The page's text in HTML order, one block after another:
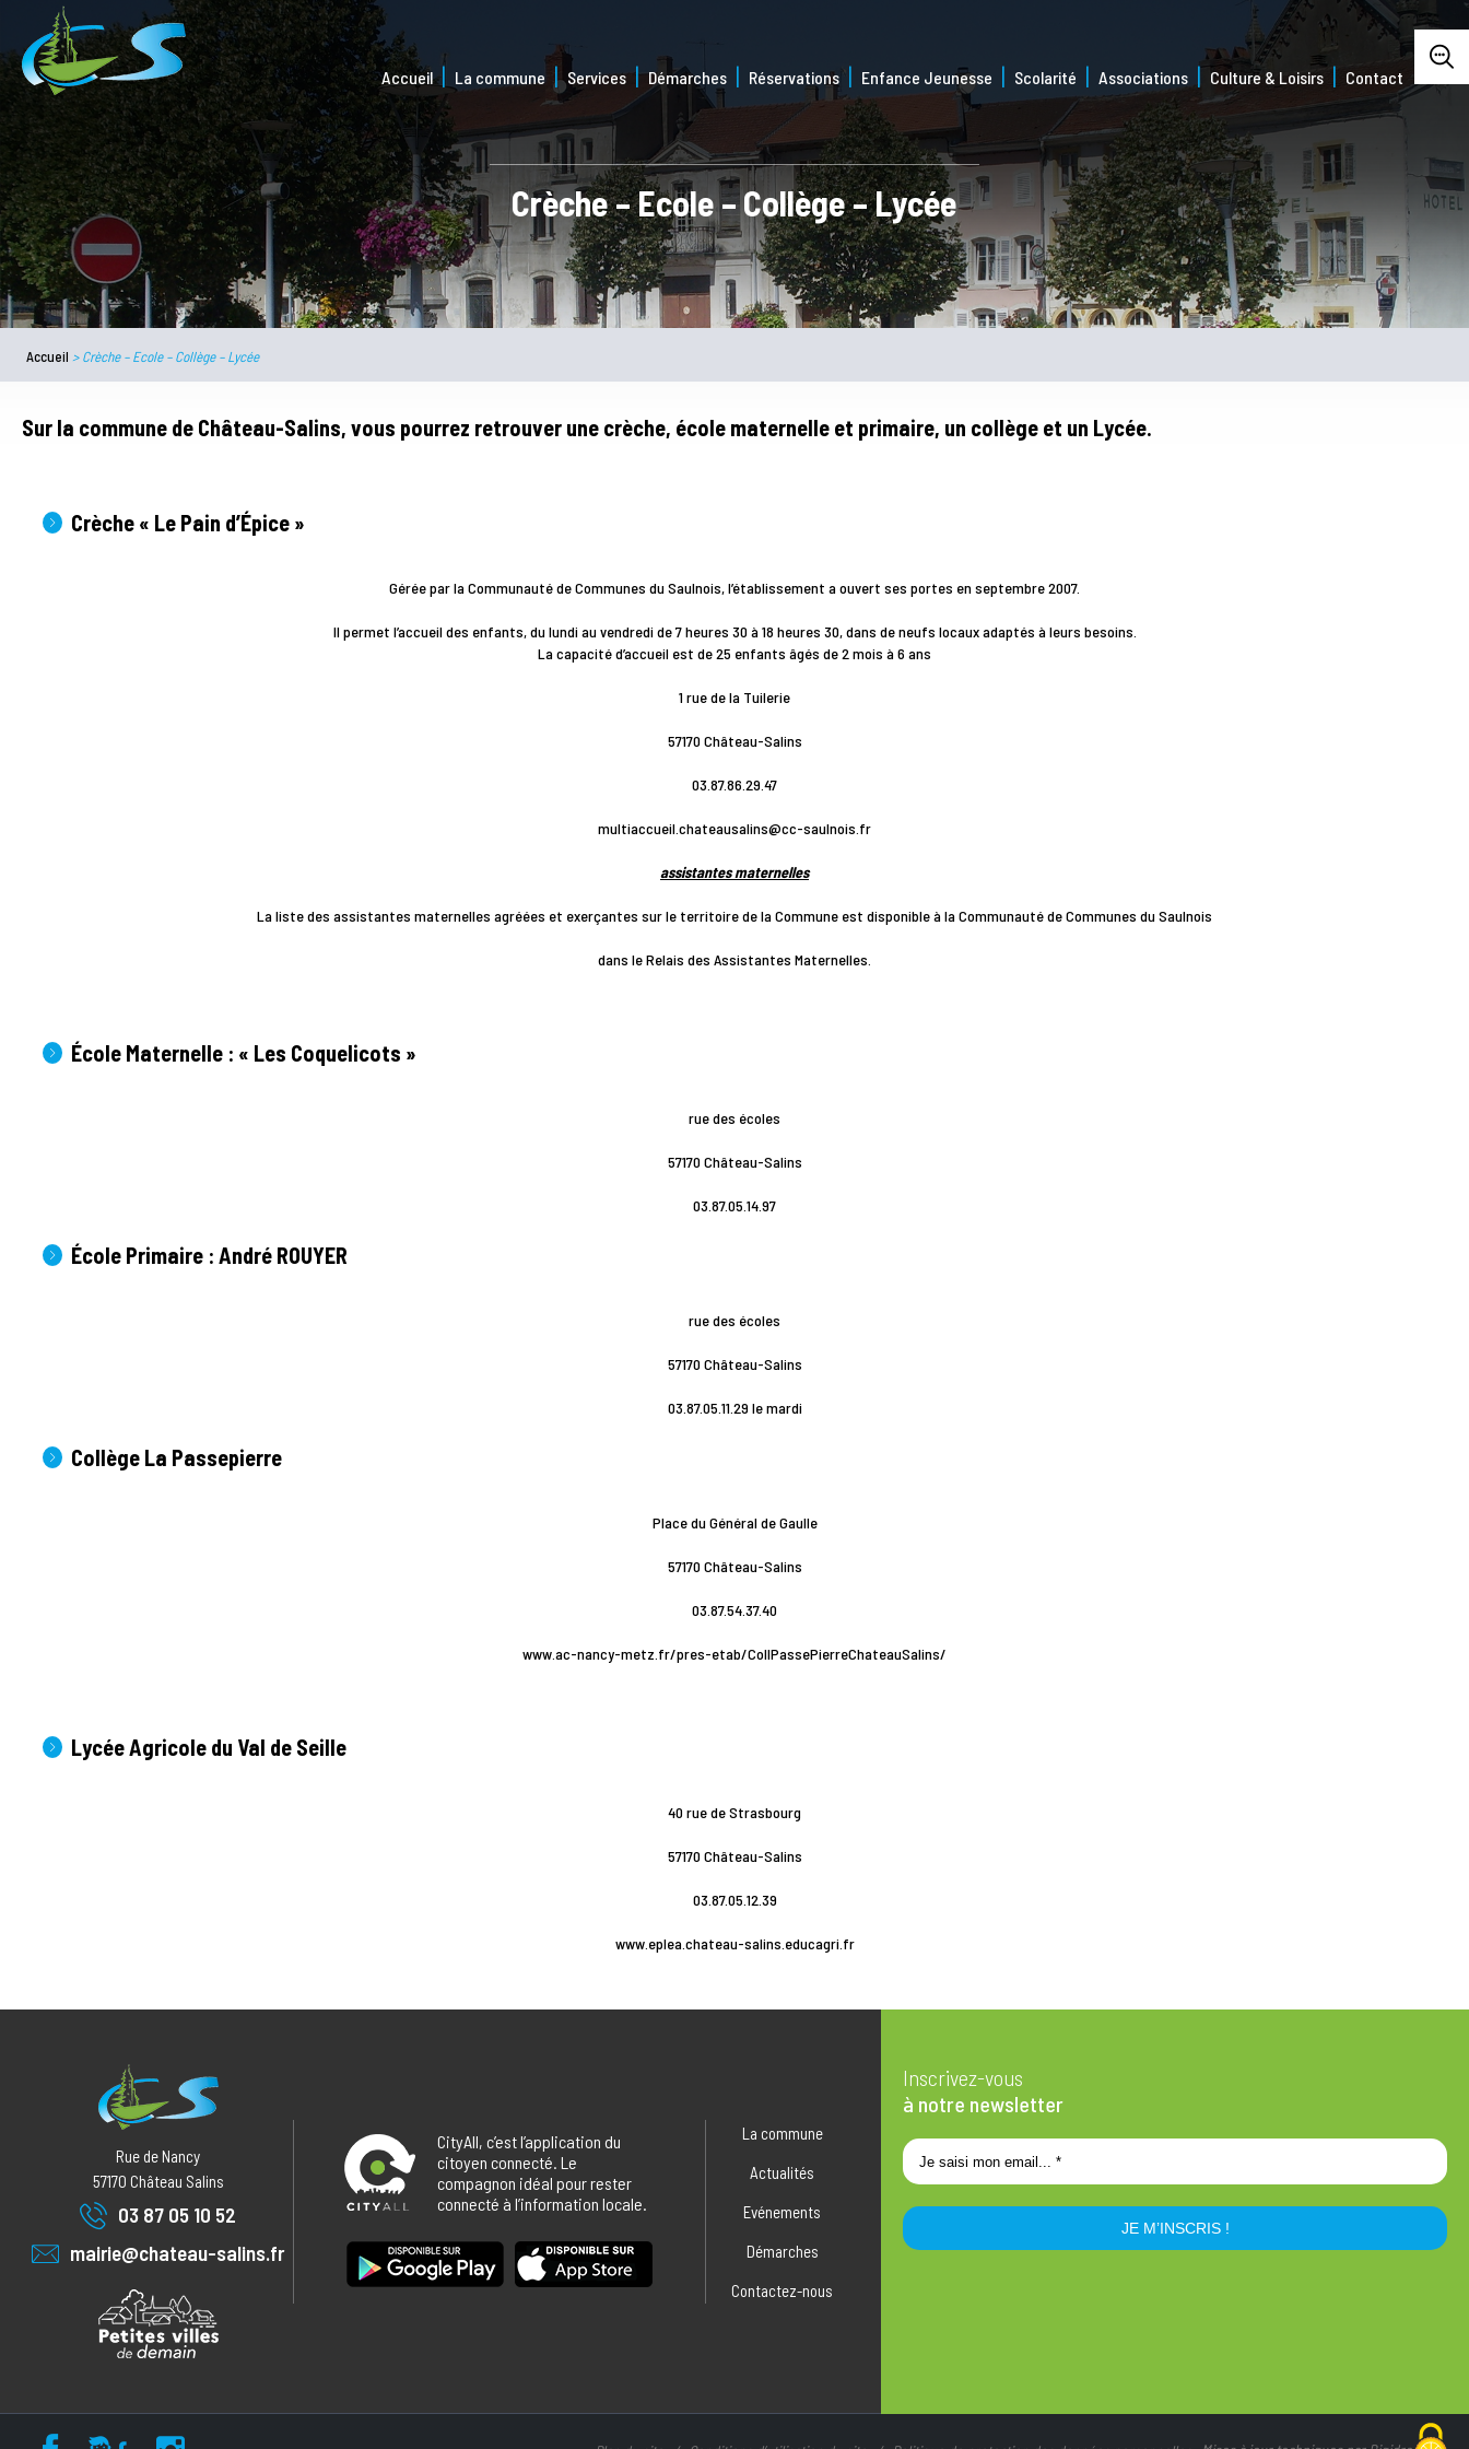
Accueil La commune Services Démarches Réservations Enfance Jeunesse Scolarité Associations Culture & Loisirs Contact
Crèche – Ecole – Collège – Lycée
Accueil >Crèche – Ecole – Collège – Lycée
Sur la commune de Château-Salins, vous pourrez retrouver une crèche, école maternelle et primaire, un collège et un Lycée.
Crèche « Le Pain d’Épice »
Gérée par la Communauté de Communes du Saulnois, l’établissement a ouvert ses portes en septembre 2007.
Il permet l’accueil des enfants, du lundi au vendredi de 7 heures 30 à 18 heures 30, dans de neufs locaux adaptés à leurs besoins.
La capacité d’accueil est de 25 enfants âgés de 2 mois à 6 ans
1 rue de la Tuilerie
57170 Château-Salins
03.87.86.29.47
multiaccueil.chateausalins@cc-saulnois.fr
assistantes maternelles
La liste des assistantes maternelles agréées et exerçantes sur le territoire de la Commune est disponible à la Communauté de Communes du Saulnois
dans le Relais des Assistantes Maternelles.
École Maternelle : « Les Coquelicots »
rue des écoles
57170 Château-Salins
03.87.05.14.97
École Primaire : André ROUYER
rue des écoles
57170 Château-Salins
03.87.05.11.29 le mardi
Collège La Passepierre
Place du Général de Gaulle
57170 Château-Salins
03.87.54.37.40
www.ac-nancy-metz.fr/pres-etab/CollPassePierreChateauSalins/
Lycée Agricole du Val de Seille
40 rue de Strasbourg
57170 Château-Salins
03.87.05.12.39
www.eplea.chateau-salins.educagri.fr
Rue de Nancy
57170 Château Salins
03 87 05 10 52
mairie@chateau-salins.fr
CityAll, c’est l’application du
citoyen connecté. Le
compagnon idéal pour rester
connecté à l’information locale.
La commune
Actualités
Evénements
Démarches
Contactez-nous
Inscrivez-vous
à notre newsletter